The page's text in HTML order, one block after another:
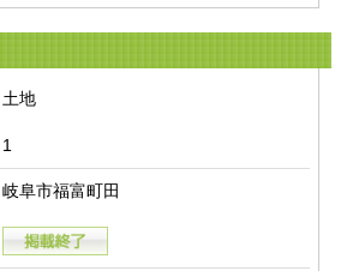
土地
1
岐阜市福富町田